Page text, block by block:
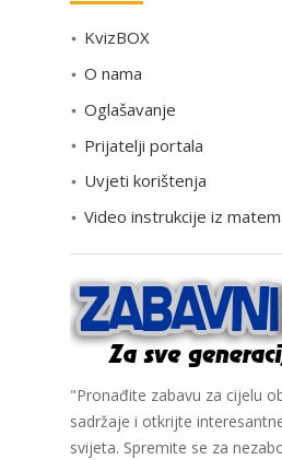
g
i
j
KvizBOX
O nama
Oglašavanje
Prijatelji portala
Uvjeti korištenja
Video instrukcije iz
"Pronađite zabavu za cijelu
sadržaje i otkrijte
svijeta. Spremite se za